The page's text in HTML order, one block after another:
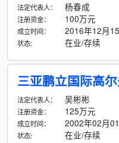
法定代表人： 杨春成
注册资金： 100万元
成立时间： 2016年12月
状态: 在业/存续
三亚鹏立国际高
法定代表人： 吴彬彬
注册资金： 125万元
成立时间： 2002年02月
状态: 在业/存续